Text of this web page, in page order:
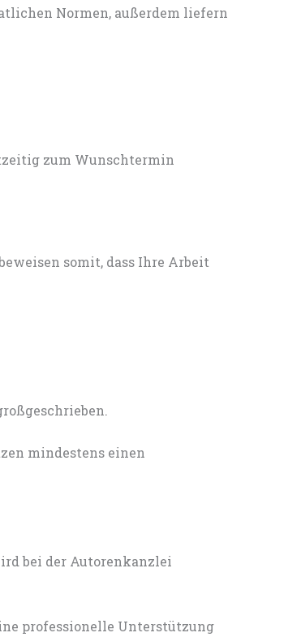
Normen, außerdem liefern
zum Wunschtermin
somit, dass Ihre Arbeit
mindestens einen
bei der Autorenkanzlei